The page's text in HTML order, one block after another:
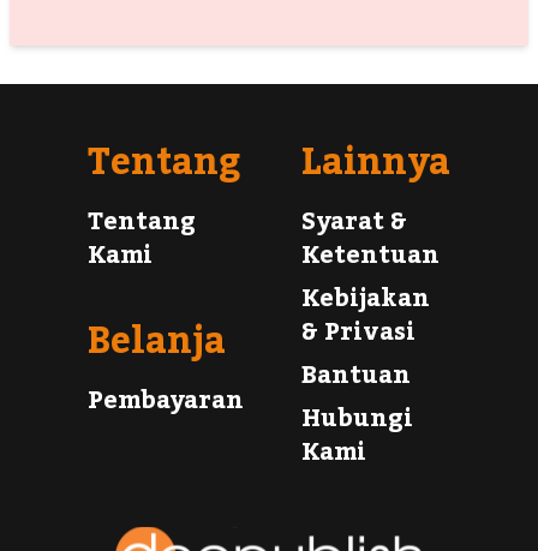
Tentang
Tentang
Kami
Belanja
Pembayaran
Lainnya
Syarat &
Ketentuan
Kebijakan
& Privasi
Bantuan
Hubungi
Kami